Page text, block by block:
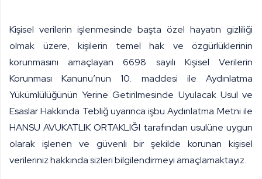
Kişisel verilerin işlenmesinde başta özel hayatın gizliliği
olmak üzere, kişilerin temel hak ve özgürlüklerinin
korunmasını amaçlayan 6698 sayılı Kişisel Verilerin
Korunması Kanunu’nun 10. maddesi ile Aydınlatma
Yükümlülüğünün Yerine Getirilmesinde Uyulacak Usul ve
Esaslar Hakkında Tebliğ uyarınca işbu Aydınlatma Metni ile
HANSU AVUKATLIK ORTAKLIĞI tarafından usulüne uygun
olarak işlenen ve güvenli bir şekilde korunan kişisel
verileriniz hakkında sizleri bilgilendirmeyi amaçlamaktayız.